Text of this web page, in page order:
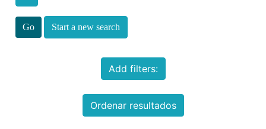
Start a new search
Add filters:
Ordenar resultados